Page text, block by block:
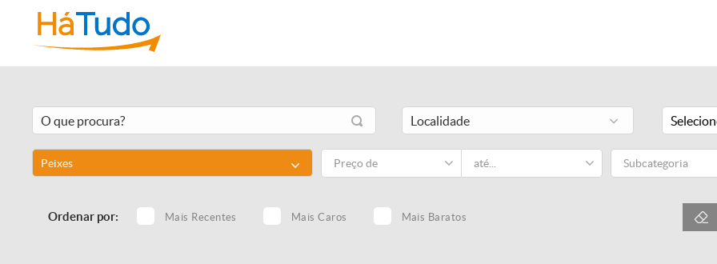
Peixes Subcategoria
Ordenar por: Mais Recentes Mais Caros Mais Baratos